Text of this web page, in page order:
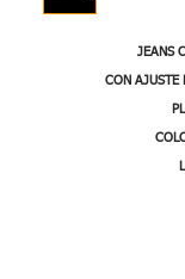
JEANS
CON AJUSTE